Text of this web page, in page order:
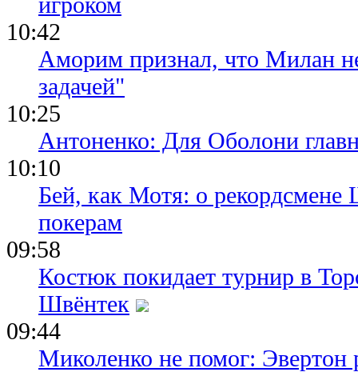
10:42
Аморим признал, что Милан
задачей"
10:25
Антоненко: Для Оболони
10:10
Бей, как Мотя: о рекордсмене
покерам
09:58
Костюк покидает турнир в
Швёнтек
09:44
Миколенко не помог: Эвертон